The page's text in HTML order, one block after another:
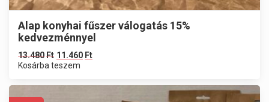
Alap konyhai fűszer válogatás 15%
kedvezménnyel
13.480Ft 11.460 Ft
Kosárba teszem